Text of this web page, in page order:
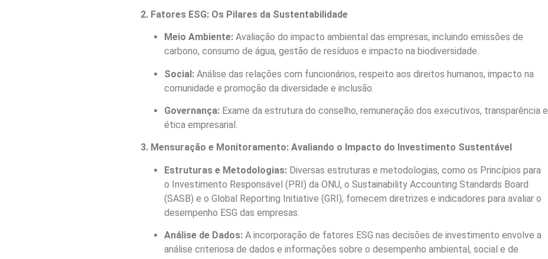
2. Fatores ESG: Os Pilares da Sustentabilidade
Meio Ambiente:Avaliação do impacto ambiental das empresas, incluindo emissões de
carbono, consumo de água, gestão de resíduos e impacto na biodiversidade.
Social:Análise das relações com funcionários, respeito aos direitos humanos, impacto na
comunidade e promoção da diversidade e inclusão.
Governança:Exame da estrutura do conselho, remuneração dos executivos, transparência e
ética empresarial.
3. Mensuração e Monitoramento: Avaliando o Impacto do Investimento Sustentável
Estruturas e Metodologias:Diversas estruturas e metodologias, como os Princípios para
o Investimento Responsável (PRI) da ONU, o Sustainability Accounting Standards Board
(SASB) e o Global Reporting Initiative (GRI), fornecem diretrizes e indicadores para avaliar o
desempenho ESG das empresas.
Análise de Dados:A incorporação de fatores ESG nas decisões de investimento envolve a
análise criteriosa de dados e informações sobre o desempenho ambiental, social e de